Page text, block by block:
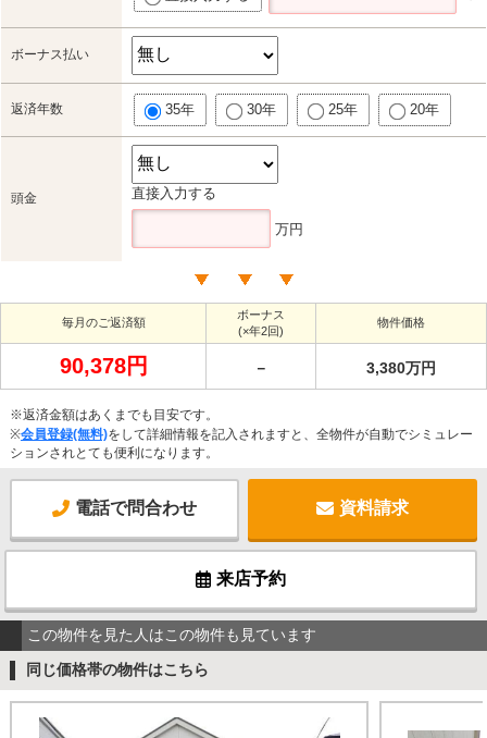
ボーナス払い
返済年数 35年 30年 25年 20年
頭金 直接入力する
万円
毎月のご返済額
ボーナス
(×年2回)
物件価格
90,378円 － 3,380万円
※返済金額はあくまでも目安です。
※会員登録(無料)をして詳細情報を記入されますと、全物件が自動でシミュレー
ションされとても便利になります。
電話で問合わせ 資料請求
来店予約
この物件を見た人はこの物件も見ています
同じ価格帯の物件はこちら